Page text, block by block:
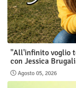
"All'infinito voglio
con Jessica
Agosto 05, 2026